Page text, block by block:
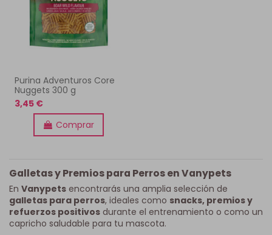
Purina Adventuros Core
Nuggets 300 g
3,45 €
Comprar
Galletas y Premios para Perros en Vanypets
En Vanypets encontrarás una amplia selección de
galletas para perros, ideales como snacks, premios y
refuerzos positivos durante el entrenamiento o como un
capricho saludable para tu mascota.